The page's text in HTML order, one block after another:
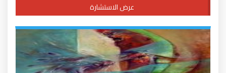
عرض الاستشارة